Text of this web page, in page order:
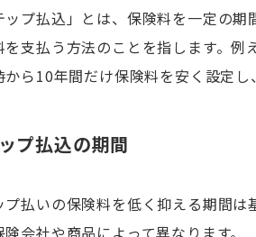
ップ払込」とは、保険料を一定の
を支払う方法のことを指します。例
から10年間だけ保険料を安く設定し
プ払込の期間
プ払いの保険料を低く抑える期間
険会社や商品によって異なります。